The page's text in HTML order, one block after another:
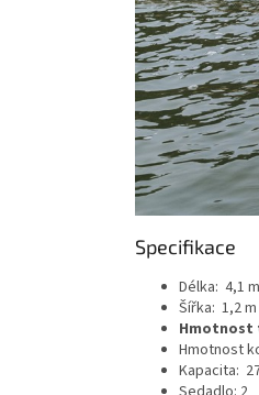
Specifikace
Délka: 4,1 m
Šířka: 1,2 m
Hmotnost
Hmotnost
Kapacita: